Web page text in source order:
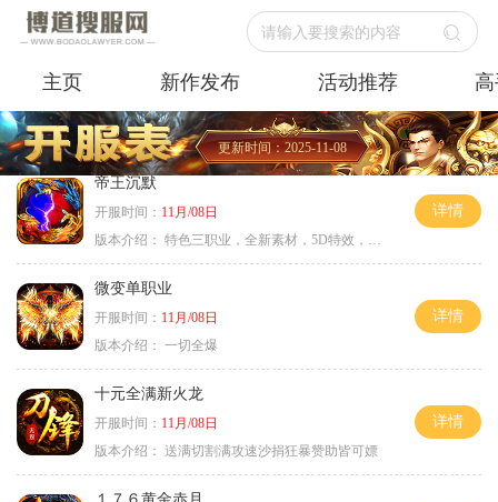
请输入要搜索的内容
主页 新作发布 活动推荐
更新时间：2025-11-08
帝王沉默
开服时间： 11月/08日
版本介绍： 特色三职业，全新素材，5D特效，不卡图
详情
微变单职业
开服时间： 11月/08日
版本介绍： 一切全爆
详情
十元全满新火龙
开服时间： 11月/08日
版本介绍： 送满切割满攻速沙捐狂暴赞助皆可嫖
详情